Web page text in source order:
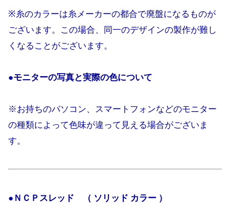
※糸のカラーは糸メーカーの都合で廃盤になるものが
ございます。この場合、同一のデザインの製作が難し
くなることがございます。
●モニターの写真と実際の色について
※お持ちのパソコン、スマートフォンなどのモニター
の種類によって色味が違って見える場合がございま
す。
●ＮＣＰスレッド （ ソリッド カラー ）